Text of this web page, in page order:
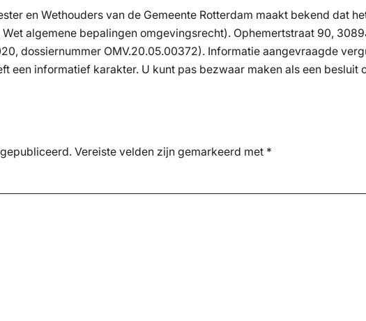
en Wethouders van de Gemeente Rotterdam maakt bekend dat
Wet algemene bepalingen omgevingsrecht). Ophemertstraat 90,
dossiernummer OMV.20.05.00372). Informatie aangevraagde
een informatief karakter. U kunt pas bezwaar maken als een
Vereiste velden zijn gemarkeerd met *